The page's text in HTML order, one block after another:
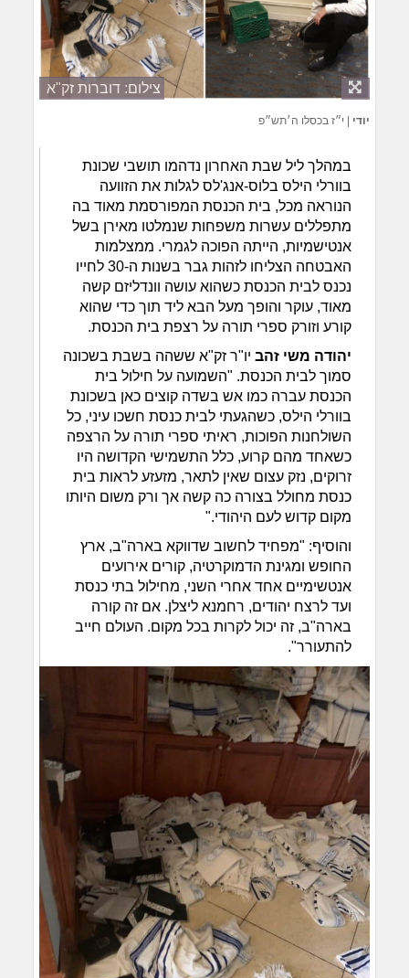
צילום: דוברות זק"א
יודי י״ז בכסלו ה׳תש״פ
במהלך ליל שבת האחרון נדהמו תושבי שכונת
בוורלי הילס בלוס-אנג'לס לגלות את הזוועה
הנוראה מכל, בית הכנסת המפורסמת מאוד בה
מתפללים עשרות משפחות שנמלטו מאירן בשל
אנטישמיות, הייתה הפוכה לגמרי. ממצלמות
האבטחה הצליחו לזהות גבר בשנות ה-30 לחייו
נכנס לבית הכנסת כשהוא עושה וונדליזם קשה
מאוד, עוקר והופך מעל הבא ליד תוך כדי שהוא
קורע וזורק ספרי תורה על רצפת בית הכנסת.
יהודה משי זהב יו"ר זק"א ששהה בשבת בשכונה
סמוך לבית הכנסת. "השמועה על חילול בית
הכנסת עברה כמו אש בשדה קוצים כאן בשכונת
בוורלי הילס, כשהגעתי לבית כנסת חשכו עיני, כל
השולחנות הפוכות, ראיתי ספרי תורה על הרצפה
כשאחד מהם קרוע, כלל התשמישי הקדושה היו
זרוקים, נזק עצום שאין לתאר, מזעזע לראות בית
כנסת מחולל בצורה כה קשה אך ורק משום היותו
מקום קדוש לעם היהודי."
והוסיף: "מפחיד לחשוב שדווקא בארה"ב, ארץ
החופש ומגינת הדמוקרטיה, קורים אירועים
אנטשימיים אחד אחרי השני, מחילול בתי כנסת
ועד לרצח יהודים, רחמנא ליצלן. אם זה קורה
בארה"ב, זה יכול לקרות בכל מקום. העולם חייב
להתעורר".